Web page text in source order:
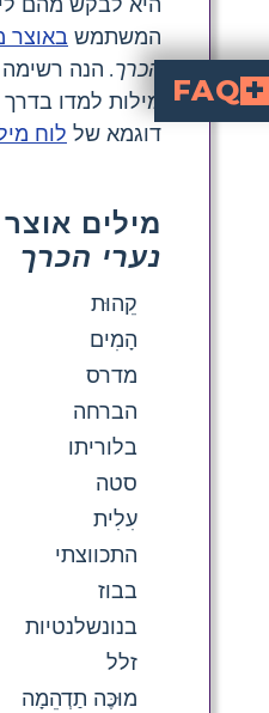
המשתמש באוצר
הכרך. הנה
מילות למדו
דוגמא של לוח
מילים
נערי הכרך
קֵהוּת
הָמִים
מדרס
הברחה
בלוריתו
סטה
עִלִית
התכווצתי
בבוז
בנונשלנטיות
זלל
מוּכֶּה תַדְהֵמָה
FAQ